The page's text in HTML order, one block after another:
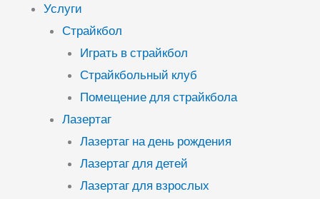
Услуги
Страйкбол
Играть в страйкбол
Страйкбольный клуб
Помещение для страйкбола
Лазертаг
Лазертаг на день рождения
Лазертаг для детей
Лазертаг для взрослых